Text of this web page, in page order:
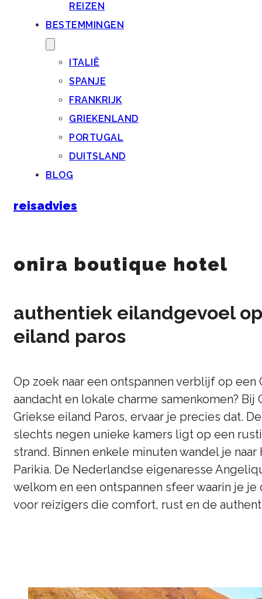
REIZEN
BESTEMMINGEN
ITALIË
SPANJE
FRANKRIJK
GRIEKENLAND
PORTUGAL
DUITSLAND
BLOG
reisadvies
onira boutique hotel
authentiek eilandgevoel
eiland paros
Op zoek naar een ontspannen verblijf op
aandacht en lokale charme samenkomen?
Griekse eiland Paros, ervaar je precies dat.
slechts negen unieke kamers ligt op een
strand. Binnen enkele minuten wandel je
Parikia. De Nederlandse eigenaresse
welkom en een ontspannen sfeer waarin je
voor reizigers die comfort, rust en de